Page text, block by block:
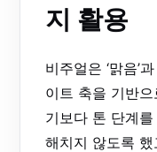
지 활용
비주얼은 ‘맑음’
이트 축을 기반
기보다 톤 단계
해치지 않도록